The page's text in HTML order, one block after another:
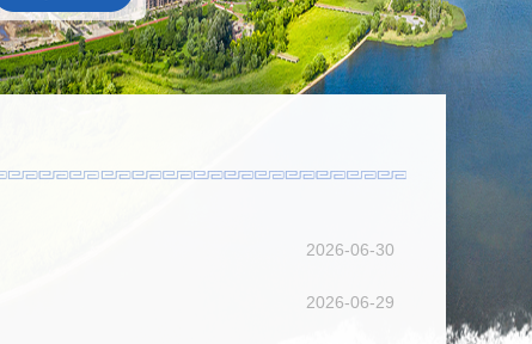
2026-06-30
2026-06-29